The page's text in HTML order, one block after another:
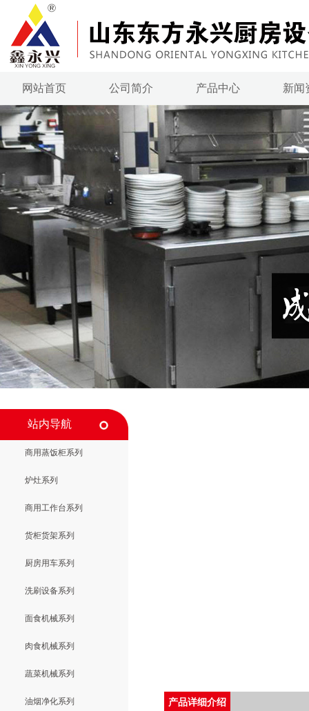
网站首页 公司简介 产品中心 新闻
站内导航
商用蒸饭柜系列
炉灶系列
商用工作台系列
货柜货架系列
厨房用车系列
洗刷设备系列
面食机械系列
肉食机械系列
蔬菜机械系列
油烟净化系列 产品详细介绍